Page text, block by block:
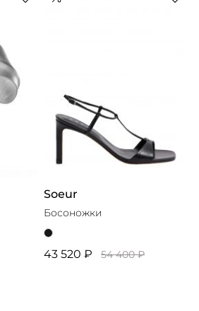
Soeur
Босоножки
43 520 ₽ 54 400 ₽